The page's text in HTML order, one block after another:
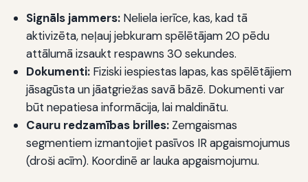
Signāls jammers:Neliela ierīce, kas, kad tā
aktivizēta, neļauj jebkuram spēlētājam 20 pēdu
attālumā izsaukt respawns 30 sekundes.
Dokumenti:Fiziski iespiestas lapas, kas spēlētājiem
jāsagūsta un jāatgriežas savā bāzē. Dokumenti var
būt nepatiesa informācija, lai maldinātu.
Cauru redzamības brilles:Zemgaismas
segmentiem izmantojiet pasīvos IR apgaismojumus
(droši acīm). Koordinē ar lauka apgaismojumu.